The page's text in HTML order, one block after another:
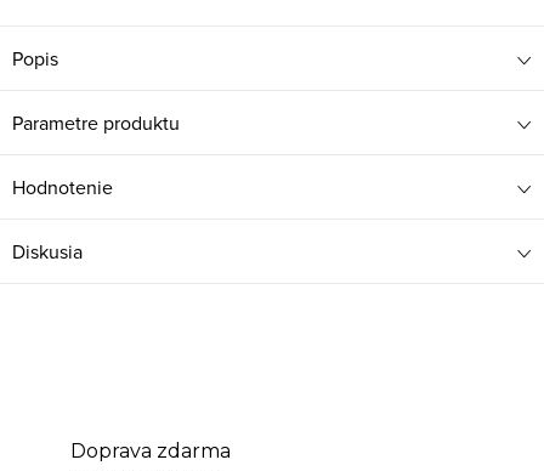
Popis
Parametre produktu
Hodnotenie
Diskusia
Doprava zdarma